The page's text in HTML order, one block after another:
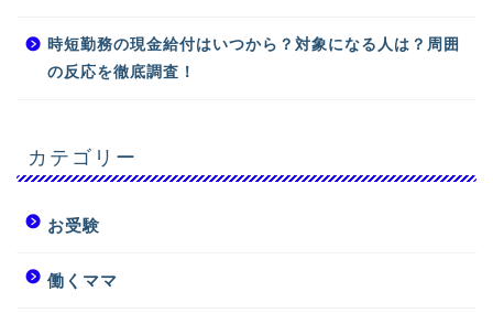
時短勤務の現金給付はいつから？対象になる人は？周囲
の反応を徹底調査！
カテゴリー
お受験
働くママ